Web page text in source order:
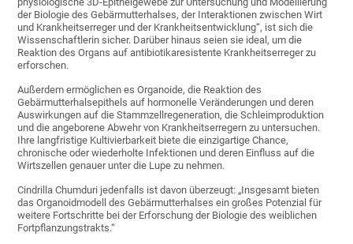
der Biologie des Gebärmutterhalses, der Interaktionen zwischen Wirt
und Krankheitserreger und der Krankheitsentwicklung“, ist sich die
Wissenschaftlerin sicher. Darüber hinaus seien sie ideal, um die
Reaktion des Organs auf antibiotikaresistente Krankheitserreger zu
erforschen.
Außerdem ermöglichen es Organoide, die Reaktion des
Gebärmutterhalsepithels auf hormonelle Veränderungen und deren
Auswirkungen auf die Stammzellregeneration, die Schleimproduktion
und die angeborene Abwehr von Krankheitserregern zu untersuchen.
Ihre langfristige Kultivierbarkeit biete die einzigartige Chance,
chronische oder wiederholte Infektionen und deren Einfluss auf die
Wirtszellen genauer unter die Lupe zu nehmen.
Cindrilla Chumduri jedenfalls ist davon überzeugt: „Insgesamt bieten
das Organoidmodell des Gebärmutterhalses ein großes Potenzial für
weitere Fortschritte bei der Erforschung der Biologie des weiblichen
Fortpflanzungstrakts.“